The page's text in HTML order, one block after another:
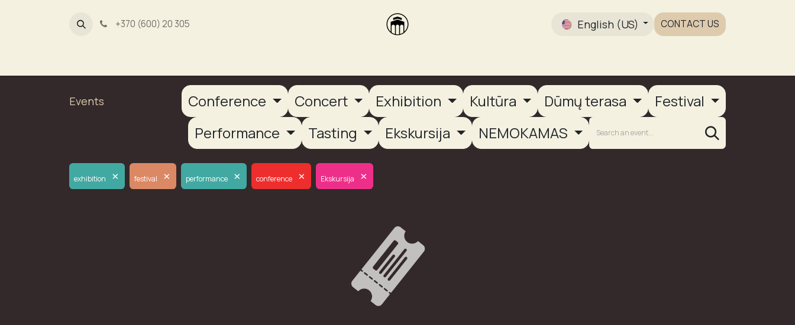
+370 (600) 20 305 English (US) CONTACT US
Events Conference Concert Exhibition Kultūra Dūmų terasa
Festival
Performance
Tasting Ekskursija NEMOKAMAS
exhibition × festival × performance × conference × Ekskursija ×